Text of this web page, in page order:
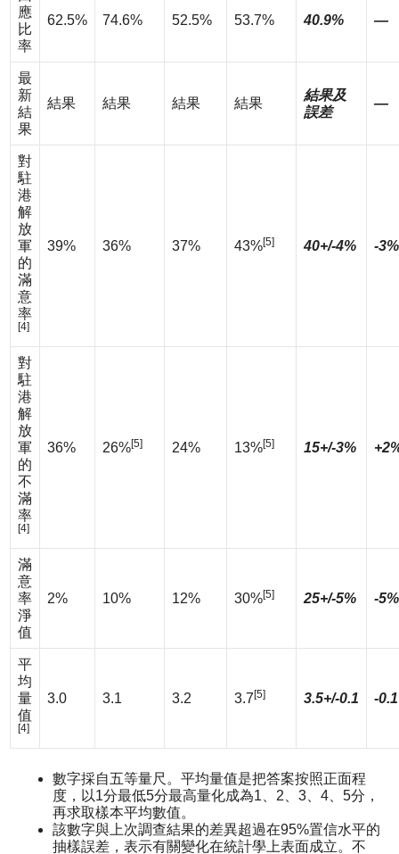
應
比
率
62.5% 74.6% 52.5% 53.7% 40.9% —
最
新
結
果
結果 結果 結果 結果
結果及
誤差
—
對
駐
港
解
放
軍
的
滿
意
率
[4]
39% 36% 37% 43%[5] 40+/-4% -3%
對
駐
港
解
放
軍
的
不
滿
率
[4]
36% 26%[5] 24% 13%[5] 15+/-3%
滿
意
率
淨
值
2% 10% 12% 30%[5] 25+/-5% -5%
平
均
量
值
[4]
3.0 3.1 3.2 3.7 [5] 3.5+/-0.1 -0.1
數字採自五等量尺。平均量值是把答案按照正面程
度，以1分最低5分最高量化成為1、2、3、4、5分，
再求取樣本平均數值。
該數字與上次調查結果的差異超過在95%置信水平的
抽樣誤差，表示有關變化在統計學上表面成立。不